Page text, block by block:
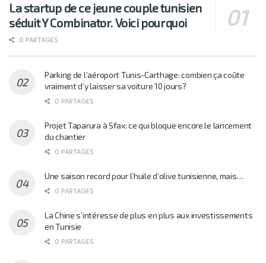
La startup de ce jeune couple tunisien
séduit Y Combinator. Voici pourquoi
0 PARTAGES
Parking de l’aéroport Tunis-Carthage: combien ça coûte
vraiment d’y laisser sa voiture 10 jours?
0 PARTAGES
Projet Taparura à Sfax: ce qui bloque encore le lancement
du chantier
0 PARTAGES
Une saison record pour l’huile d’olive tunisienne, mais…
0 PARTAGES
La Chine s’intéresse de plus en plus aux investissements
en Tunisie
0 PARTAGES